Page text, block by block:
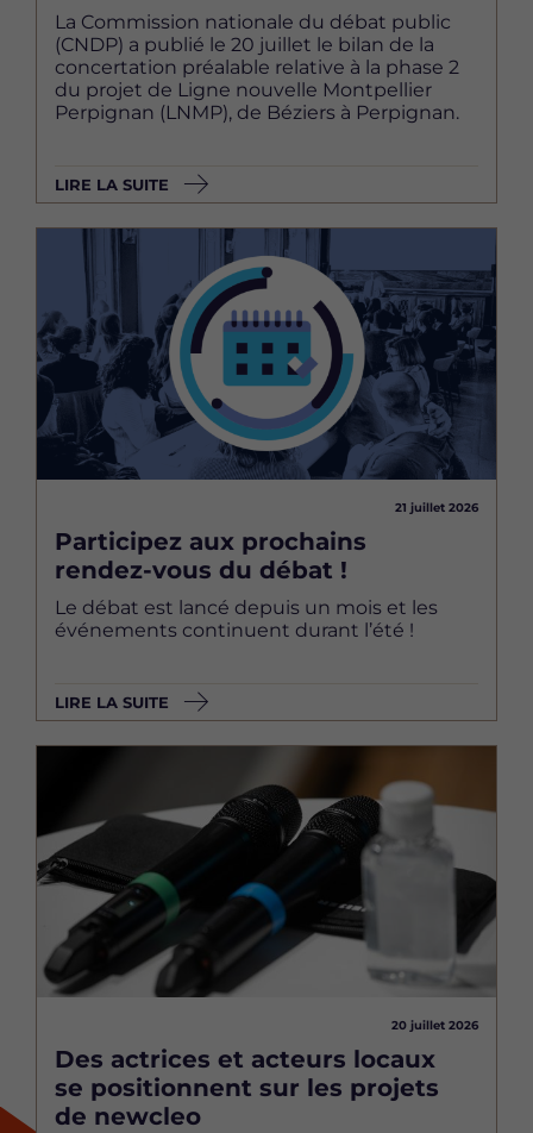
La Commission nationale du débat public
(CNDP) a publié le 20 juillet le bilan de la
concertation préalable relative à la phase 2
du projet de Ligne nouvelle Montpellier
Perpignan (LNMP), de Béziers à Perpignan.
LIRE LA SUITE
21 juillet 2026
Participez aux prochains
rendez-vous du débat !
Le débat est lancé depuis un mois et les
événements continuent durant l’été !
LIRE LA SUITE
20 juillet 2026
Des actrices et acteurs locaux
se positionnent sur les projets
de newcleo